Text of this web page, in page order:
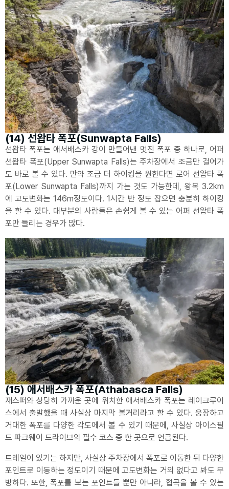
(14) 선왑타 폭포(Sunwapta Falls)
선왑타 폭포는 애서배스카 강이 만들어낸 멋진 폭포 중 하나로, 어퍼
선왑타 폭포(Upper Sunwapta Falls)는 주차장에서 조금만 걸어가
도 바로 볼 수 있다. 만약 조금 더 하이킹을 원한다면 로어 선왑타 폭
포(Lower Sunwapta Falls)까지 가는 것도 가능한데, 왕복 3.2km
에 고도변화는 146m정도이다. 1시간 반 정도 잡으면 충분히 하이킹
을 할 수 있다. 대부분의 사람들은 손쉽게 볼 수 있는 어퍼 선왑타 폭
포만 들리는 경우가 많다.
(15) 애서배스카 폭포(Athabasca Falls)
재스퍼와 상당히 가까운 곳에 위치한 애서배스카 폭포는 레이크루이
스에서 출발했을 때 사실상 마지막 볼거리라고 할 수 있다. 웅장하고
거대한 폭포를 다양한 각도에서 볼 수 있기 때문에, 사실상 아이스필
드 파크웨이 드라이브의 필수 코스 중 한 곳으로 언급된다.
트레일이 있기는 하지만, 사실상 주차장에서 폭포로 이동한 뒤 다양한
포인트로 이동하는 정도이기 때문에 고도변화는 거의 없다고 봐도 무
방하다. 또한, 폭포를 보는 포인트들 뿐만 아니라, 협곡을 볼 수 있는